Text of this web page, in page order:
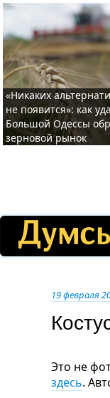
«Никаких
не появится»: как
Большой Одессы
зерновой рынок
19 февраля
Это не
здесь.